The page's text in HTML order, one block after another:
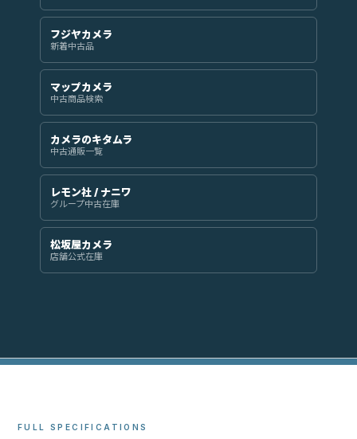
フジヤカメラ
新着中古品
マップカメラ
中古商品検索
カメラのキタムラ
中古通販一覧
レモン社 / ナニワ
グループ中古在庫
松坂屋カメラ
店舗公式在庫
FULL SPECIFICATIONS